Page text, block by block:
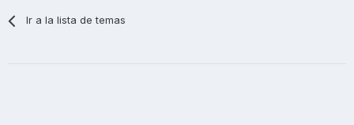
Ir a la lista de temas